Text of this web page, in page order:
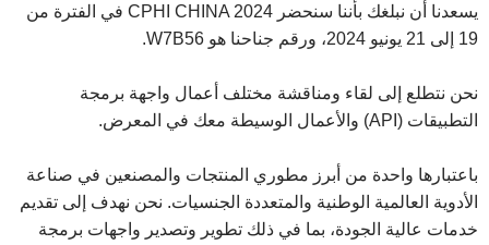
يسعدنا أن نبلغك بأننا سنحضر CPHI CHINA 2024 في الفترة من
19 إلى 21 يونيو 2024، ورقم جناحنا هو W7B56.
نحن نتطلع إلى لقاء ومناقشة مختلف أعمال واجهة برمجة
التطبيقات (API) والأعمال الوسيطة معك في المعرض.
باعتبارها واحدة من أبرز مطوري المنتجات والمصنعين في صناعة
الأدوية العالمية الوطنية والمتعددة الجنسيات. نحن نهدف إلى تقديم
خدمات عالية الجودة، بما في ذلك تطوير وتصدير واجهات برمجة